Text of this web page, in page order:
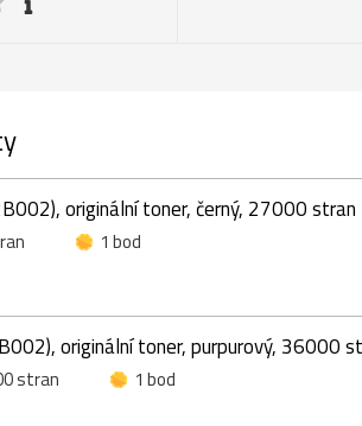
originální toner, černý, 27000 stran
1 bod
originální toner, purpurový, 36000
stran
1 bod